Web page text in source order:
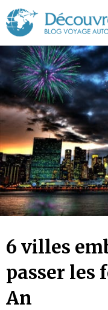
6 villes
passer les
An